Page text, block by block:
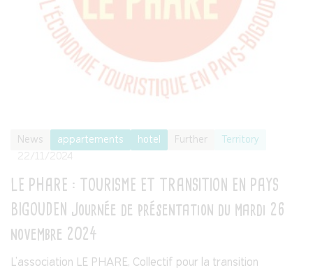
News appartements hotel Further
Territory
LE PHARE : TOURISME ET TRANSITION EN PAYS
BIGOUDEN Journée de présentation du mardi 26
novembre 2024
L'association LE PHARE, Collectif pour la transition